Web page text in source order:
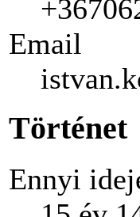
Email
Történet
Ennyi